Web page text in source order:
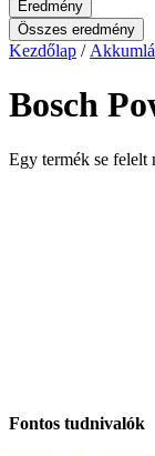
Eredmény
Összes eredmény
Kezdőlap /
Bosch
Egy termék se felelt
Fontos tudnivalók